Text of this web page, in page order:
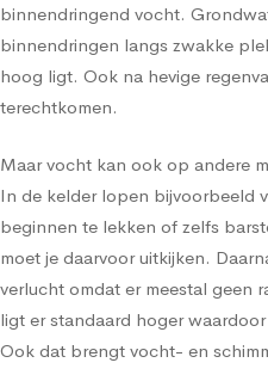
binnendringend vocht.
binnendringen langs zwakke
hoog ligt. Ook na hevige
terechtkomen.
Maar vocht kan ook op andere
In de kelder lopen bijvoorbeeld
beginnen te lekken of zelfs
moet je daarvoor uitkijken.
verlucht omdat er meestal geen
ligt er standaard hoger
Ook dat brengt vocht- en